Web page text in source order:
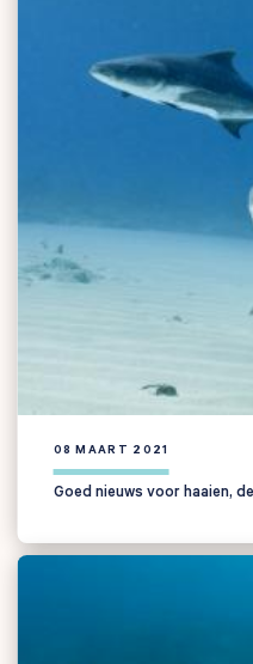
08 MAART 2021
Goed nieuws voor haaien,